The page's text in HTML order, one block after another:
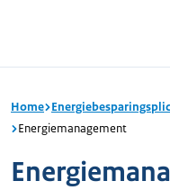
Home
Energiemanagement